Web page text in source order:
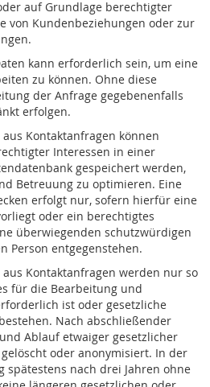
auf Grundlage berechtigter
von Kundenbeziehungen oder zur
kann erforderlich sein, um eine
zu können. Ohne diese
der Anfrage gegebenenfalls
erfolgen.
Kontaktanfragen können
Interessen in einer
gespeichert werden,
Betreuung zu optimieren. Eine
erfolgt nur, sofern hierfür eine
oder ein berechtigtes
überwiegenden schutzwürdigen
Person entgegenstehen.
aus Kontaktanfragen werden nur so
für die Bearbeitung und
ist oder gesetzliche
Nach abschließender
Ablauf etwaiger gesetzlicher
oder anonymisiert. In der
spätestens nach drei Jahren ohne